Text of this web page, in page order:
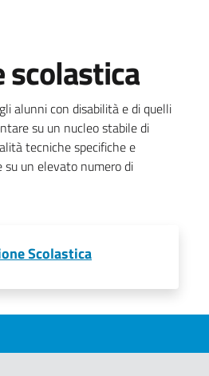
scolastica
alunni con disabilità e di quelli
su un nucleo stabile di
tecniche specifiche e
un elevato numero di
Scolastica